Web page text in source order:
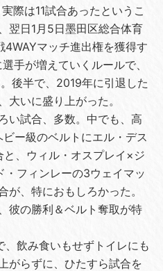
際は11試合あったというこ
翌日1月5日墨田区総合体育
マッチ進出権を獲得す
手が増えていくルールで、
後半で、2019年に引退した
大いに盛り上がった。
い試合、多数。中でも、高
ー級のベルトにエル・デス
、ウィル・オスプレイ×ジ
・フィンレーの3ウェイマッ
、特におもしろかった。
彼の勝利＆ベルト奪取が特
飲み食いもせずトイレにも
がらずに、ひたすら試合を